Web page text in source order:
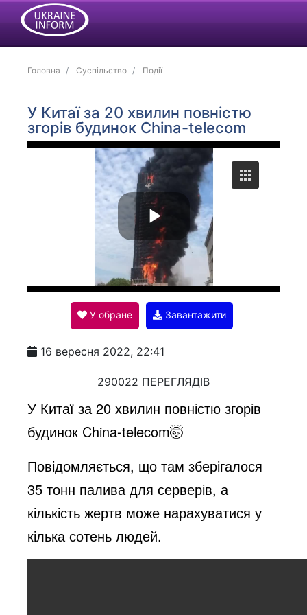
Головна Суспільство Події
У Китаї за 20 хвилин повністю
згорів будинок China-telecom
P
l
a
y
V
i
d
У обране Завантажити
16 вересня 2022, 22:41
290022 ПЕРЕГЛЯДІВ
У Китаї за 20 хвилин повністю згорів
будинок China-telecom🤯
Повідомляється, що там зберігалося
35 тонн палива для серверів, а
кількість жертв може нарахуватися у
кілька сотень людей.